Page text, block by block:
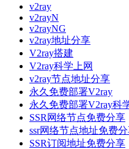
v2ray
v2rayN
v2rayNG
v2ray地址分享
V2ray搭建
V2ray科学上网
v2ray节点地址分享
永久免费部署V2ray
永久免费部署V2ray科
SSR网络节点免费分享
ssr网络节点地址免费
SSR订阅地址免费分享